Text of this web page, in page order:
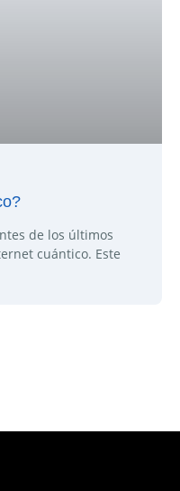
de los últimos
cuántico. Este